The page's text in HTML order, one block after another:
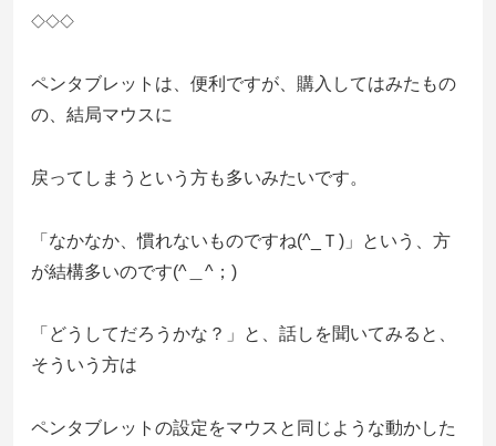
◇◇◇
ペンタブレットは、便利ですが、購入してはみたもの
の、結局マウスに
戻ってしまうという方も多いみたいです。
「なかなか、慣れないものですね(^_Ｔ)」という、方
が結構多いのです(^＿^；)
「どうしてだろうかな？」と、話しを聞いてみると、
そういう方は
ペンタブレットの設定をマウスと同じような動かした